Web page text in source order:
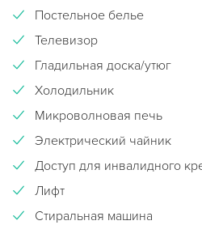
Постельное белье
Телевизор
Гладильная доска/утюг
Холодильник
Микроволновая печь
Электрический чайник
Доступ для инвалидного
Лифт
Стиральная машина